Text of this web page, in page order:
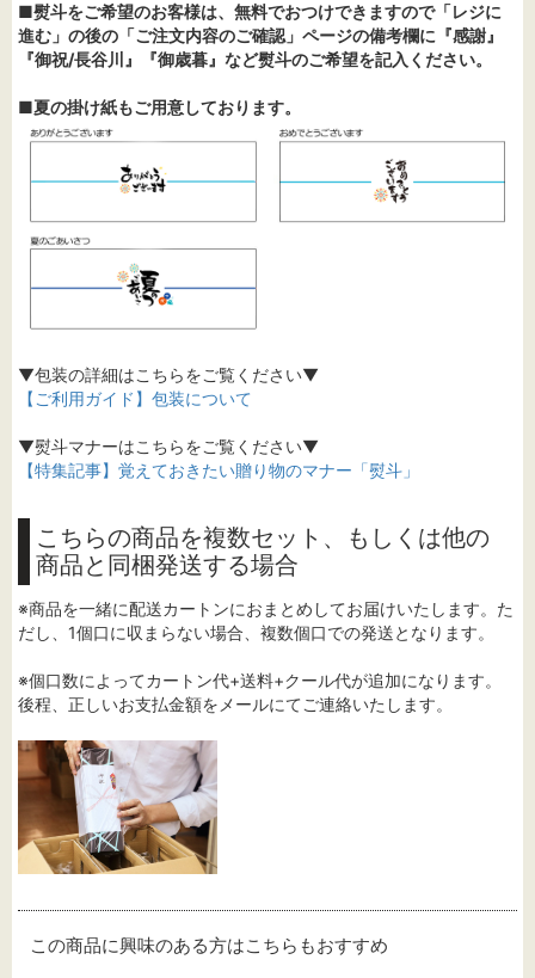
■熨斗をご希望のお客様は、無料でおつけできますので「レジに
進む」の後の「ご注文内容のご確認」ページの備考欄に『感謝』
『御祝/長谷川』『御歳暮』など熨斗のご希望を記入ください。
■夏の掛け紙もご用意しております。
▼包装の詳細はこちらをご覧ください▼
【ご利用ガイド】包装について
▼熨斗マナーはこちらをご覧ください▼
【特集記事】覚えておきたい贈り物のマナー「熨斗」
こちらの商品を複数セット、もしくは他の
商品と同梱発送する場合
※商品を一緒に配送カートンにおまとめしてお届けいたします。た
だし、1個口に収まらない場合、複数個口での発送となります。
※個口数によってカートン代+送料+クール代が追加になります。
後程、正しいお支払金額をメールにてご連絡いたします。
この商品に興味のある方はこちらもおすすめ